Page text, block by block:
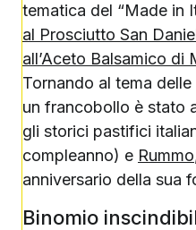
tematica del “Made in
al Prosciutto San
all’Aceto Balsamico di
Tornando al tema
un francobollo è stato
gli storici pastifici
compleanno) e Rummo
anniversario della sua
Binomio